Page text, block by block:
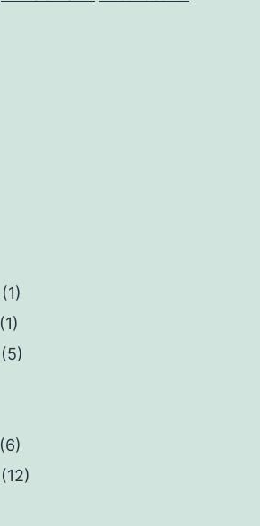
(1)
(1)
(5)
(6)
(12)